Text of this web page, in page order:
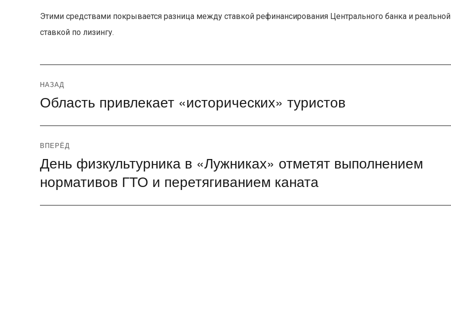
Этими средствами покрывается разница между ставкой рефинансирования Центрального банка и реальной
ставкой по лизингу.
Навигация
по
записям
НАЗАД
Предыдущая
Область привлекает «исторических» туристов
ВПЕРЁД
Следующая
запись:
День физкультурника в «Лужниках» отметят выполнением
нормативов ГТО и перетягиванием каната